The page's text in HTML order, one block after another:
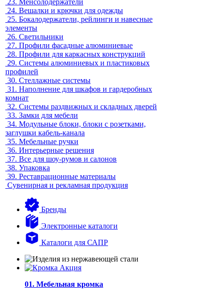
23. Менсолодержатели
24. Вешалки и крючки для одежды
25. Бокалодержатели, рейлинги и навесные
элементы
26. Светильники
27. Профили фасадные алюминиевые
28. Профили для каркасных конструкций
29. Системы алюминиевых и пластиковых
профилей
30. Стеллажные системы
31. Наполнение для шкафов и гардеробных
комнат
32. Системы раздвижных и складных дверей
33. Замки для мебели
34. Модульные блоки, блоки с розетками,
заглушки кабель-канала
35. Мебельные ручки
36. Интерьерные решения
37. Все для шоу-румов и салонов
38. Упаковка
39. Реставрационные материалы
Сувенирная и рекламная продукция
Бренды
Электронные каталоги
Каталоги для САПР
01. Мебельная кромка